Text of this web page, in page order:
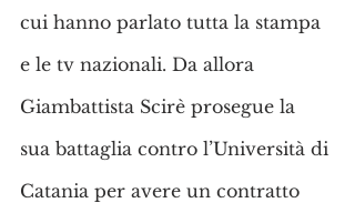
cui hanno parlato tutta la stampa
e le tv nazionali. Da allora
Giambattista Scirè prosegue la
sua battaglia contro l’Università di
Catania per avere un contratto